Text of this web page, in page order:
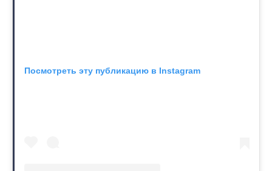
Посмотреть эту публикацию в Instagram